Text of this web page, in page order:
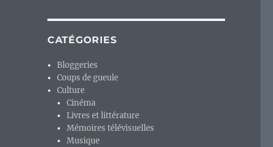
CATÉGORIES
Bloggeries
Coups de gueule
Culture
Cinéma
Livres et littérature
Mémoires télévisuelles
Musique